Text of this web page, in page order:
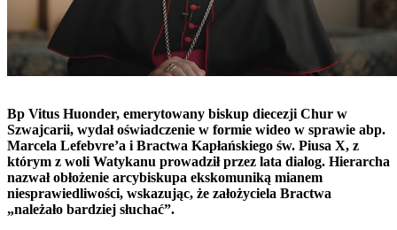
Bp Vitus Huonder, emerytowany biskup diecezji Chur w
Szwajcarii, wydał oświadczenie w formie wideo w sprawie abp.
Marcela Lefebvre’a i Bractwa Kapłańskiego św. Piusa X, z
którym z woli Watykanu prowadził przez lata dialog. Hierarcha
nazwał obłożenie arcybiskupa ekskomuniką mianem
niesprawiedliwości, wskazując, że założyciela Bractwa
„należało bardziej słuchać”.